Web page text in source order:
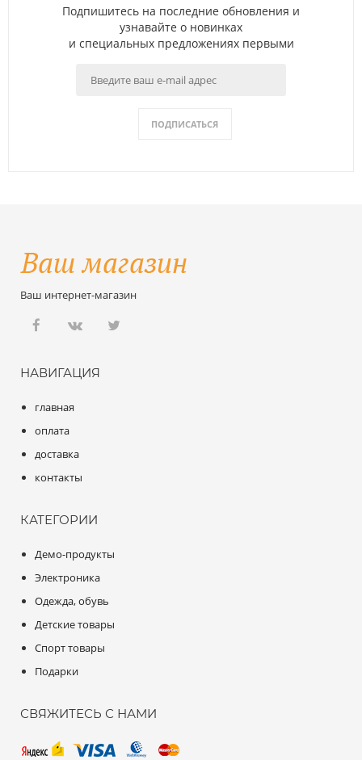
Подпишитесь на последние обновления и
узнавайте о новинках
и специальных предложениях первыми
ПОДПИСАТЬСЯ
Ваш интернет-магазин
НАВИГАЦИЯ
главная
оплата
доставка
контакты
КАТЕГОРИИ
Демо-продукты
Электроника
Одежда, обувь
Детские товары
Спорт товары
Подарки
СВЯЖИТЕСЬ С НАМИ